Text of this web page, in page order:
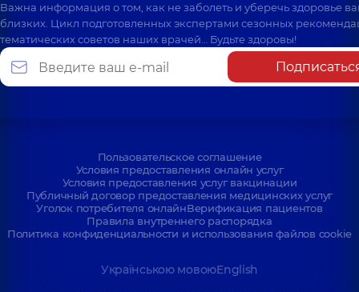
Важна информация о том, как не заболеть и уберечь здоровье
близких. Цикл подготовленных экспертами сезонных
тематических советов наших врачей… Будьте здоровы!
Пользовательское соглашение
Условия предоставления онлайн услуг
Условия предоставления услуг вакцинации
Публичный договор предоставления медицинских услуг
Уголок потребителя онлайнВерификация пациентов
Правила внутреннего распорядка
Политика конфиденциальности и использования файлов cookie
Українською мовоюEnglish